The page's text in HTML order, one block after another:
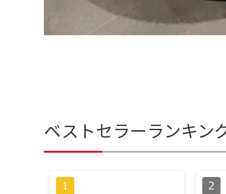
ベストセラーランキン